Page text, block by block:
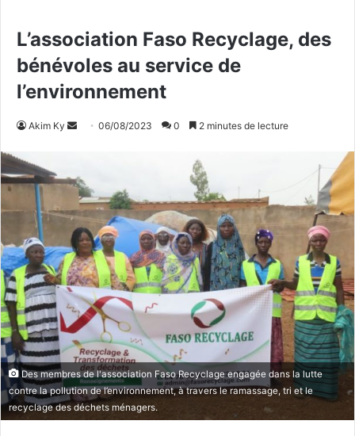
L’association Faso Recyclage, des
bénévoles au service de
l’environnement
Akim Ky
o
y
e
r
u
n
c
o
u
r
r
i
e
06/08/2023 0 2 minutes de lecture
Des membres de l'association Faso Recyclage engagée dans la lutte
contre la pollution de l’environnement, à travers le ramassage, tri et le
recyclage des déchets ménagers.